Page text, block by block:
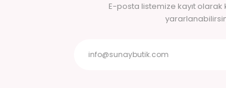
E-posta listemize kayıt